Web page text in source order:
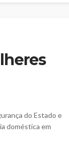
do Estado e
doméstica em